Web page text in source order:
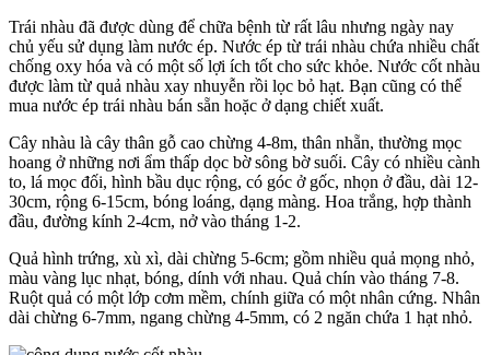
Trái nhàu đã được dùng để chữa bệnh từ rất lâu nhưng ngày nay
chủ yếu sử dụng làm nước ép. Nước ép từ trái nhàu chứa nhiều chất
chống oxy hóa và có một số lợi ích tốt cho sức khỏe. Nước cốt nhàu
được làm từ quả nhàu xay nhuyễn rồi lọc bỏ hạt. Bạn cũng có thể
mua nước ép trái nhàu bán sẵn hoặc ở dạng chiết xuất.
Cây nhàu là cây thân gỗ cao chừng 4-8m, thân nhẵn, thường mọc
hoang ở những nơi ẩm thấp dọc bờ sông bờ suối. Cây có nhiều cành
to, lá mọc đối, hình bầu dục rộng, có góc ở gốc, nhọn ở đầu, dài 12-
30cm, rộng 6-15cm, bóng loáng, dạng màng. Hoa trắng, hợp thành
đầu, đường kính 2-4cm, nở vào tháng 1-2.
Quả hình trứng, xù xì, dài chừng 5-6cm; gồm nhiều quả mọng nhỏ,
màu vàng lục nhạt, bóng, dính với nhau. Quả chín vào tháng 7-8.
Ruột quả có một lớp cơm mềm, chính giữa có một nhân cứng. Nhân
dài chừng 6-7mm, ngang chừng 4-5mm, có 2 ngăn chứa 1 hạt nhỏ.